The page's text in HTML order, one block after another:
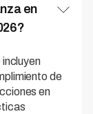
en
incluyen
de
en